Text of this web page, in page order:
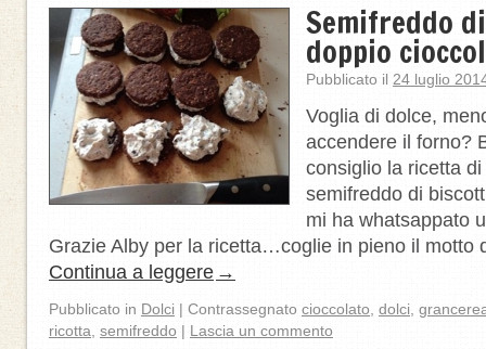
Semifreddo
doppio
Pubblicato il 24 luglio
Voglia di dolce,
accendere il forno?
consiglio la ricetta
semifreddo di
mi ha whatsappato
Grazie Alby per la ricetta…coglie in pieno il motto
Continua a leggere →
Pubblicato in Dolci | Contrassegnato cioccolato dolci
ricotta semifreddo | Lascia un commento